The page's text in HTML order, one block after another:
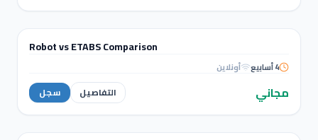
Robot vs ETABS
WORKSHOPS
Robot vs ETABS Comparison
4 أسابيع أونلاين
مجاني التفاصيل سجل
الهندسة والتحليل الإنشائي